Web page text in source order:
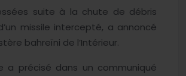
suite à la chute de débris
missile intercepté, a annoncé
bahreïni de l’Intérieur.
a précisé dans un communiqué